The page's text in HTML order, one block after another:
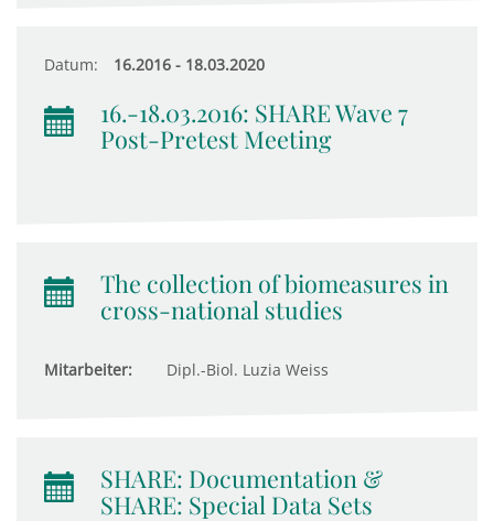
Datum: 16.2016 - 18.03.2020
16.-18.03.2016: SHARE Wave 7
Post-Pretest Meeting
The collection of biomeasures in
cross-national studies
Mitarbeiter: Dipl.-Biol. Luzia Weiss
SHARE: Documentation &
SHARE: Special Data Sets